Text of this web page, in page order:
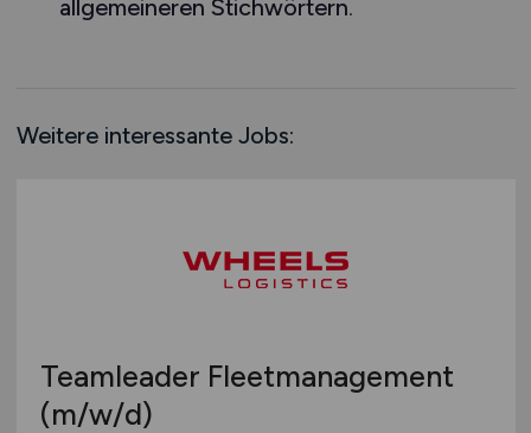
Deutschlandweit
Europa
allgemeineren Stichwörtern.
Weitere interessante Jobs:
Teamleader Fleetmanagement
(m/w/d)